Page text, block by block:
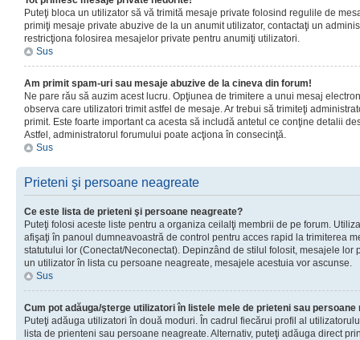
Puteţi bloca un utilizator să vă trimită mesaje private folosind regulile de
primiţi mesaje private abuzive de la un anumit utilizator, contactaţi un
restricţiona folosirea mesajelor private pentru anumiţi utilizatori.
Sus
Am primit spam-uri sau mesaje abuzive de la cineva din forum!
Ne pare rău să auzim acest lucru. Opţiunea de trimitere a unui mesaj
observa care utilizatori trimit astfel de mesaje. Ar trebui să trimiteţi
primit. Este foarte important ca acesta să includă antetul ce conţine detalii
Astfel, administratorul forumului poate acţiona în consecinţă.
Sus
Prieteni şi persoane neagreate
Ce este lista de prieteni şi persoane neagreate?
Puteţi folosi aceste liste pentru a organiza ceilalţi membrii de pe forum.
afişaţi în panoul dumneavoastră de control pentru acces rapid la trimiterea
statutului lor (Conectat/Neconectat). Depinzând de stilul folosit, mesajele lor
un utilizator în lista cu persoane neagreate, mesajele acestuia vor ascunse.
Sus
Cum pot adăuga/şterge utilizatori în listele mele de prieteni sau persoane
Puteţi adăuga utilizatori în două moduri. În cadrul fiecărui profil al
lista de prienteni sau persoane neagreate. Alternativ, puteţi adăuga direct